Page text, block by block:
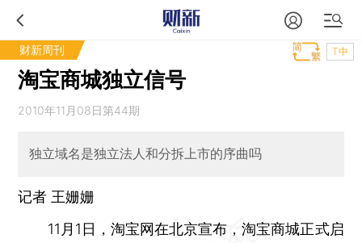
财新周刊 T中
淘宝商城独立信号
2010年11月08日第44期
独立域名是独立法人和分拆上市的序曲吗
记者 王姗姗
11月1日，淘宝网在北京宣布，淘宝商城正式启